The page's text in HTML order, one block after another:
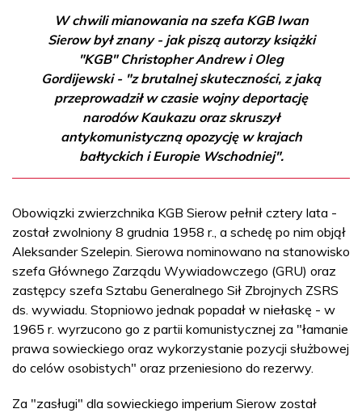
W chwili mianowania na szefa KGB Iwan
Sierow był znany - jak piszą autorzy książki
"KGB" Christopher Andrew i Oleg
Gordijewski - "z brutalnej skuteczności, z jaką
przeprowadził w czasie wojny deportację
narodów Kaukazu oraz skruszył
antykomunistyczną opozycję w krajach
bałtyckich i Europie Wschodniej".
Obowiązki zwierzchnika KGB Sierow pełnił cztery lata -
został zwolniony 8 grudnia 1958 r., a schedę po nim objął
Aleksander Szelepin. Sierowa nominowano na stanowisko
szefa Głównego Zarządu Wywiadowczego (GRU) oraz
zastępcy szefa Sztabu Generalnego Sił Zbrojnych ZSRS
ds. wywiadu. Stopniowo jednak popadał w niełaskę - w
1965 r. wyrzucono go z partii komunistycznej za "łamanie
prawa sowieckiego oraz wykorzystanie pozycji służbowej
do celów osobistych" oraz przeniesiono do rezerwy.
Za "zasługi" dla sowieckiego imperium Sierow został